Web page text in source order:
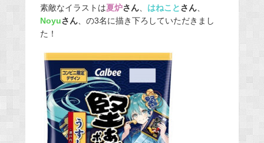
素敵なイラストは夏炉さん、 はねことさん、
Noyuさん、の3名に描き下ろしていただきまし
た！